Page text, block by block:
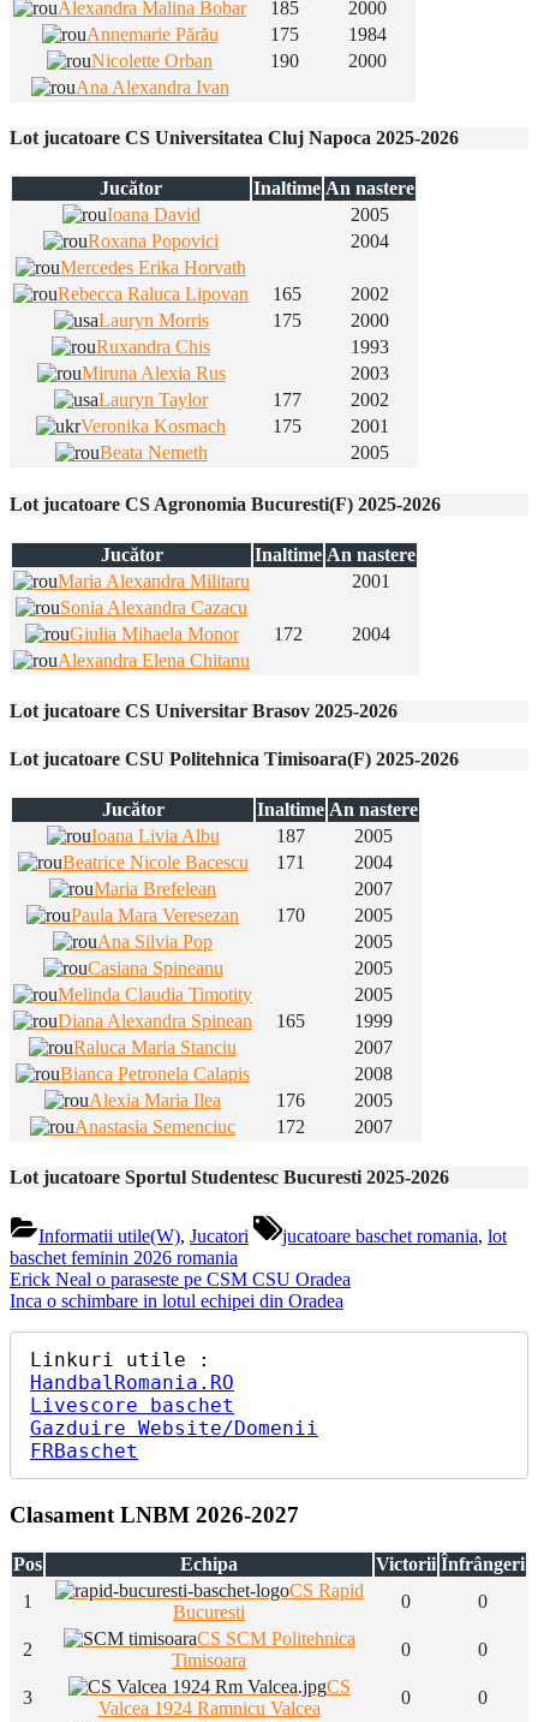
Alexandra Malina Bobar 185
2000
Annemarie Părău
175
1984
Nicolette Orban
190
2000
Ana Alexandra Ivan
Lot jucatoare CS Universitatea Cluj Napoca 2025-2026
Jucător Inaltime An nastere
Ioana David
2005
Roxana Popovici
2004
Mercedes Erika Horvath
Rebecca Raluca Lipovan
165
2002
Lauryn Morris
175
2000
Ruxandra Chis
1993
Miruna Alexia Rus
2003
Lauryn Taylor
177
2002
Veronika Kosmach
175
2001
Beata Nemeth
2005
Lot jucatoare CS Agronomia Bucuresti(F) 2025-2026
Jucător Inaltime An nastere
Maria Alexandra Militaru
2001
Sonia Alexandra Cazacu
Giulia Mihaela Monor
172
2004
Alexandra Elena Chitanu
Lot jucatoare CS Universitar Brasov 2025-2026
Lot jucatoare CSU Politehnica Timisoara(F) 2025-2026
Jucător Inaltime An nastere
Ioana Livia Albu
187
2005
Beatrice Nicole Bacescu
171
2004
Maria Brefelean
2007
Paula Mara Veresezan
170
2005
Ana Silvia Pop
2005
Casiana Spineanu
2005
Melinda Claudia Timotity
2005
Diana Alexandra Spinean
165
1999
Raluca Maria Stanciu
2007
Bianca Petronela Calapis
2008
Alexia Maria Ilea
176
2005
Anastasia Semenciuc
172 2007
Lot jucatoare Sportul Studentesc Bucuresti 2025-2026
Informatii utile(W), Jucatori
Tags:
jucatoare baschet romania, lot
baschet feminin 2026 romania
Navigare
în
articole
Previous
Post:
Erick Neal o paraseste pe CSM CSU Oradea
Next
Inca o schimbare in lotul echipei din Oradea
HandbalRomania.RO
Livescore baschet
Gazduire Website/Domenii
FRBaschet
Clasament LNBM 2026-2027
Pos Echipa Victorii Înfrângeri
1
CS Rapid
Bucuresti
0 0
2
CS SCM Politehnica
Timisoara
0 0
3
CS
Valcea 1924 Ramnicu Valcea
0 0